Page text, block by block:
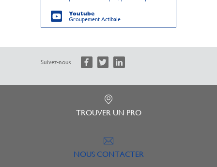
Youtube
Groupement Actibaie
Suivez-nous
TROUVER UN PRO
NOUS CONTACTER